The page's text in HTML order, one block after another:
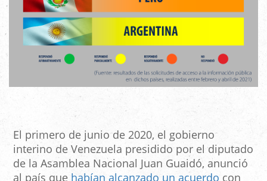
El primero de junio de 2020, el gobierno
interino de Venezuela presidido por el diputado
de la Asamblea Nacional Juan Guaidó, anunció
al país que habían alcanzado un acuerdo con